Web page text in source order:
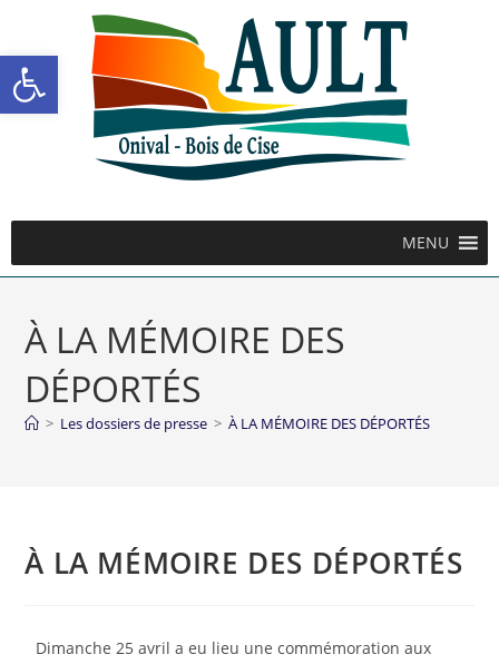
Ouvrir la barre d’outils
MENU
À LA MÉMOIRE DES
DÉPORTÉS
> Les dossiers de presse > À LA MÉMOIRE DES DÉPORTÉS
À LA MÉMOIRE DES DÉPORTÉS
Dimanche 25 avril a eu lieu une commémoration aux